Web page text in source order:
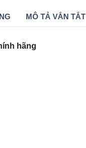
MÔ TẢ VẮN TẮT
hãng